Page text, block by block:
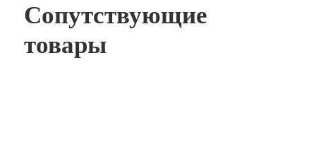
Сопутствующие
товары